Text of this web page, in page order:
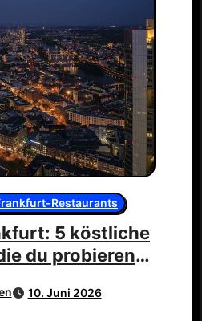
Restaurants
5 köstliche
du probieren
10. Juni 2026